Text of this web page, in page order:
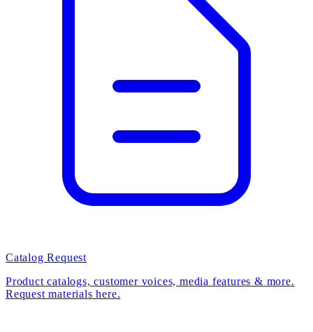
Catalog Request
Product catalogs, customer voices, media features & more.
Request materials here.